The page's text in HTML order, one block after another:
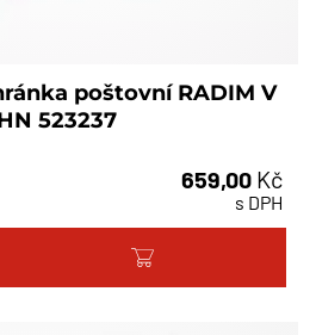
poštovní RADIM V
523237
659,00 Kč
s DPH